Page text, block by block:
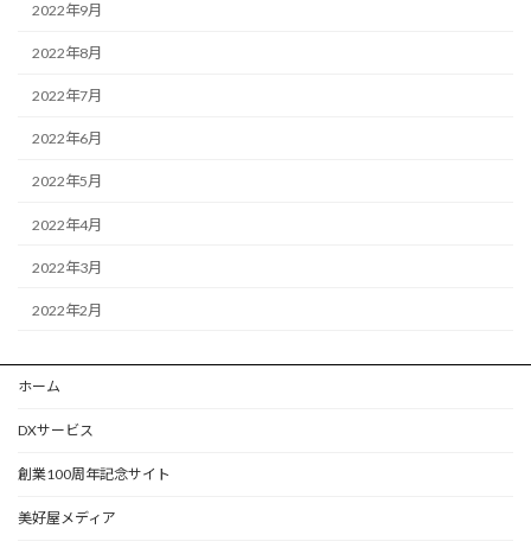
2022年9月
2022年8月
2022年7月
2022年6月
2022年5月
2022年4月
2022年3月
2022年2月
ホーム
DXサービス
創業100周年記念サイト
美好屋メディア